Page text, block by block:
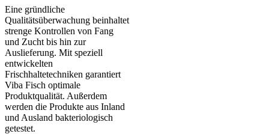
Eine gründliche
Qualitätsüberwachung beinhaltet
strenge Kontrollen von Fang
und Zucht bis hin zur
Auslieferung. Mit speziell
entwickelten
Frischhaltetechniken garantiert
Viba Fisch optimale
Produktqualität. Außerdem
werden die Produkte aus Inland
und Ausland bakteriologisch
getestet.